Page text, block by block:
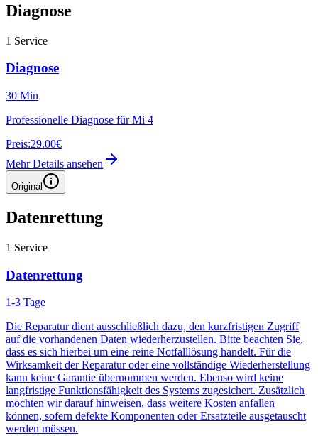
Diagnose
1 Service
Diagnose
30 Min
Professionelle Diagnose für Mi 4
Preis:29.00€
Mehr Details ansehen
Original
Datenrettung
1 Service
Datenrettung
1-3 Tage
Die Reparatur dient ausschließlich dazu, den kurzfristigen Zugriff
auf die vorhandenen Daten wiederherzustellen. Bitte beachten Sie,
dass es sich hierbei um eine reine Notfalllösung handelt. Für die
Wirksamkeit der Reparatur oder eine vollständige Wiederherstellung
kann keine Garantie übernommen werden. Ebenso wird keine
langfristige Funktionsfähigkeit des Systems zugesichert. Zusätzlich
möchten wir darauf hinweisen, dass weitere Kosten anfallen
können, sofern defekte Komponenten oder Ersatzteile ausgetauscht
werden müssen.